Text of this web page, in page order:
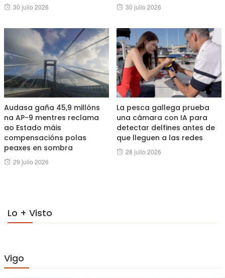
Posted
30 julio 2026
Posted
30 julio 2026
Audasa gaña 45,9 millóns
na AP-9 mentres reclama
ao Estado máis
compensacións polas
peaxes en sombra
Posted
29 julio 2026
La pesca gallega prueba
una cámara con IA para
detectar delfines antes de
que lleguen a las redes
Posted
28 julio 2026
Lo + Visto
Vigo